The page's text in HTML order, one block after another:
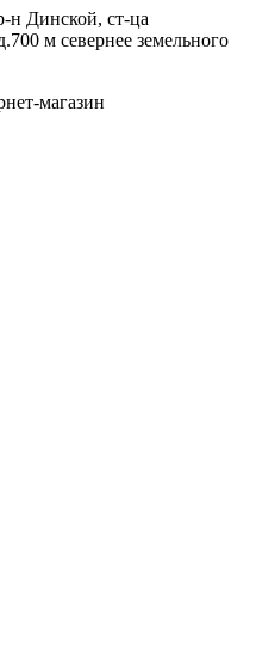
н Динской, ст-ца
м севернее земельного
магазин